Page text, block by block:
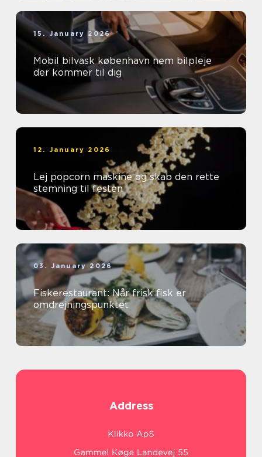
15. January 2026
Mobil bilvask københavn nem bilpleje
der kommer til dig
12. January 2026
Lej popcorn maskine og skab den rette
stemning til festen
03. January 2026
Fiskerestaurant: Når frisk fisk er
omdrejningspunktet
Address